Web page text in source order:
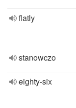
flatly
stanowczo
eighty-six